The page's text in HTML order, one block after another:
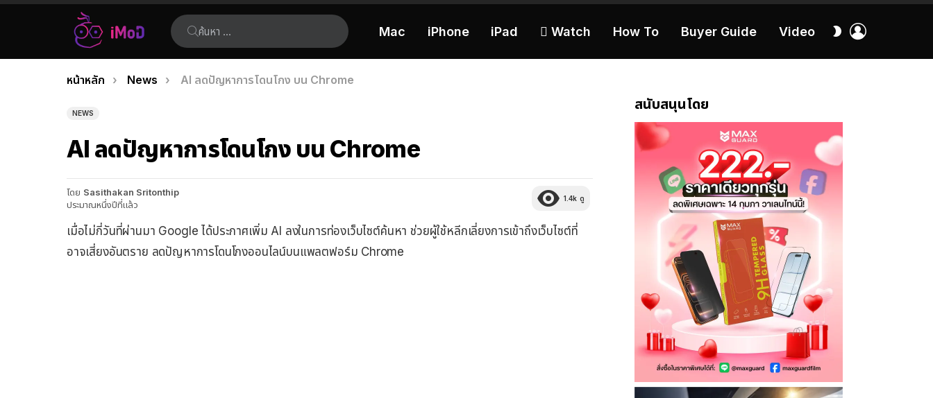
ค้นหา:
Mac iPhone iPad  Watch How To Buyer Guide Video
สลับ
เรื่อง
ล่าสุด
คุณอยู่ที่นี่:
หน้าหลัก News AI ลดปัญหาการโดนโกง บน Chrome
NEWS
AI ลดปัญหาการโดนโกง บน Chrome
โดย Sasithakan Sritonthip
ประมาณหนึ่งปีที่แล้ว
1.4k ดู
เมื่อไม่กี่วันที่ผ่านมา Google ได้ประกาศเพิ่ม AI ลงในการท่องเว็บไซต์ค้นหา ช่วยผู้ใช้หลีกเลี่ยงการเข้าถึงเว็บไซต์ที่
อาจเสี่ยงอันตราย ลดปัญหาการโดนโกงออนไลน์บนแพลตฟอร์ม Chrome
สนับสนุนโดย